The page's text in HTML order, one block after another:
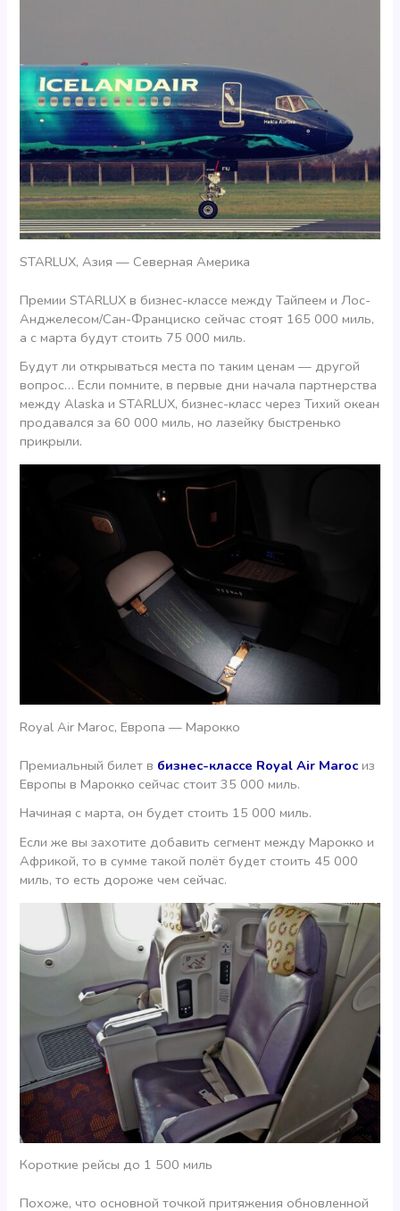
STARLUX, Азия — Северная Америка
Премии STARLUX в бизнес-классе между Тайпеем и Лос-
Анджелесом/Сан-Франциско сейчас стоят 165 000 миль,
а с марта будут стоить 75 000 миль.
Будут ли открываться места по таким ценам — другой
вопрос… Если помните, в первые дни начала партнерства
между Alaska и STARLUX, бизнес-класс через Тихий океан
продавался за 60 000 миль, но лазейку быстренько
прикрыли.
Royal Air Maroc, Европа — Марокко
Премиальный билет в бизнес-классе Royal Air Maroc из
Европы в Марокко сейчас стоит 35 000 миль.
Начиная с марта, он будет стоить 15 000 миль.
Если же вы захотите добавить сегмент между Марокко и
Африкой, то в сумме такой полёт будет стоить 45 000
миль, то есть дороже чем сейчас.
Короткие рейсы до 1 500 миль
Похоже, что основной точкой притяжения обновленной